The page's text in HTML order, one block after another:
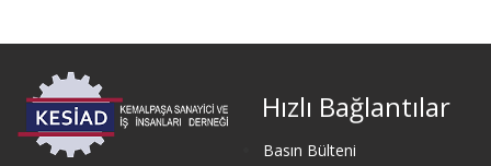
Hızlı Bağlantılar
Basın Bülteni